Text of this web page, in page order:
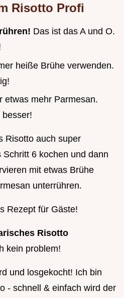
Risotto Profi
Das ist das A und O.
heiße Brühe verwenden.
etwas mehr Parmesan.
besser!
Risotto auch super
6 kochen und dann
mit etwas Brühe
unterrühren.
Rezept für Gäste!
Risotto
kein problem!
und losgekocht! Ich bin
- schnell & einfach wird der